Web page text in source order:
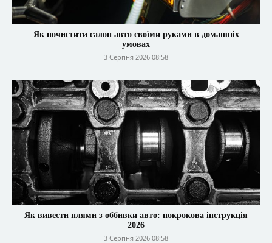
Як почистити салон авто своїми руками в домашніх
умовах
3 Серпня 2026 08:58
Як вивести плями з оббивки авто: покрокова інструкція
2026
3 Серпня 2026 08:58